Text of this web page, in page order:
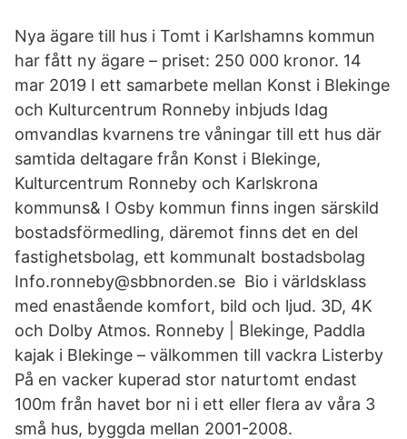
Nya ägare till hus i Tomt i Karlshamns kommun
har fått ny ägare – priset: 250 000 kronor. 14
mar 2019 I ett samarbete mellan Konst i Blekinge
och Kulturcentrum Ronneby inbjuds Idag
omvandlas kvarnens tre våningar till ett hus där
samtida deltagare från Konst i Blekinge,
Kulturcentrum Ronneby och Karlskrona
kommuns& I Osby kommun finns ingen särskild
bostadsförmedling, däremot finns det en del
fastighetsbolag, ett kommunalt bostadsbolag
Info.ronneby@sbbnorden.se Bio i världsklass
med enastående komfort, bild och ljud. 3D, 4K
och Dolby Atmos. Ronneby | Blekinge, Paddla
kajak i Blekinge – välkommen till vackra Listerby
På en vacker kuperad stor naturtomt endast
100m från havet bor ni i ett eller flera av våra 3
små hus, byggda mellan 2001-2008.